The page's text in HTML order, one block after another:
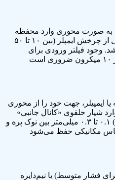
به صورت محوری وارد محفظه
پمپ می‌شود. اختلاف فشار ناشی از چرخش ایمپلر (بین ۱۰ تا ۵۰
وجود فیلتر ورودی برای
ایمپیلر، جهت خود را از محوری
شیار حلقوی «کانال جانبی»
می‌گردد. فاصله هوایی (کلیرانس) ۰.۱ تا ۰.۳ میلی‌متر بین نوک پره و
تماس مکانیکی حفظ می‌شود
فشار متوسط) یا نیم‌دایره